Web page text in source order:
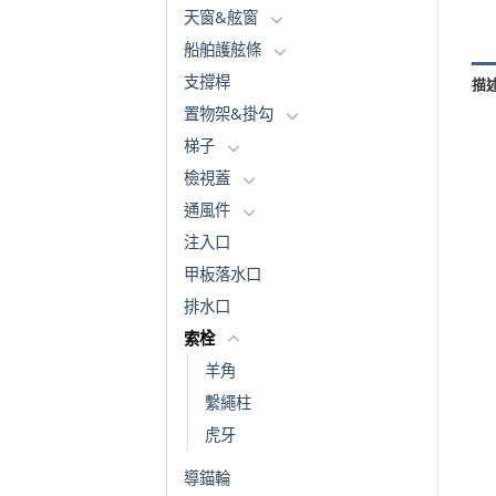
天窗&舷窗
船舶護舷條
支撐桿
置物架&掛勾
梯子
檢視蓋
通風件
注入口
甲板落水口
排水口
索栓
羊角
繫繩柱
虎牙
導錨輪
描